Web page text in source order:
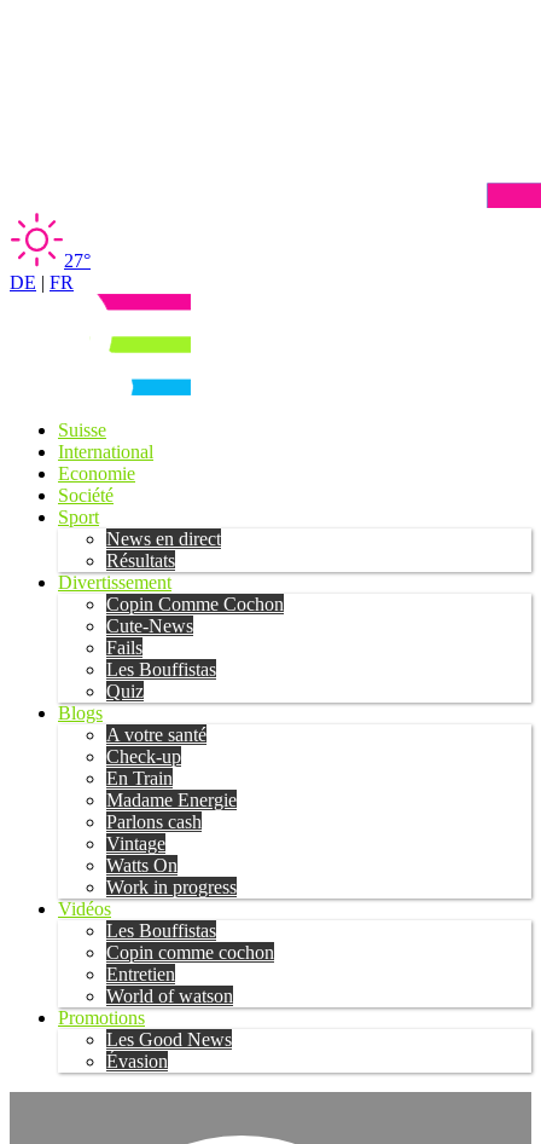
27°
DE | FR
Suisse
International
Economie
Société
Sport
News en direct
Résultats
Divertissement
Copin Comme Cochon
Cute-News
Fails
Les Bouffistas
Quiz
Blogs
A votre santé
Check-up
En Train
Madame Energie
Parlons cash
Vintage
Watts On
Work in progress
Vidéos
Les Bouffistas
Copin comme cochon
Entretien
World of watson
Promotions
Les Good News
Évasion